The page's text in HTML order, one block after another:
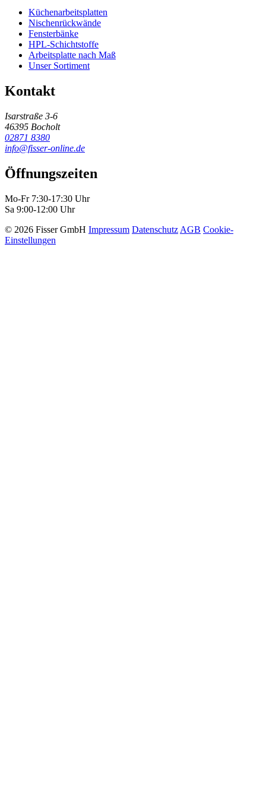
Küchenarbeitsplatten
Nischenrückwände
Fensterbänke
HPL-Schichtstoffe
Arbeitsplatte nach Maß
Unser Sortiment
Kontakt
Isarstraße 3-6
46395 Bocholt
02871 8380
info@fisser-online.de
Öffnungszeiten
Mo-Fr 7:30-17:30 Uhr
Sa 9:00-12:00 Uhr
© 2026 Fisser GmbH Impressum Datenschutz AGB Cookie-
Einstellungen